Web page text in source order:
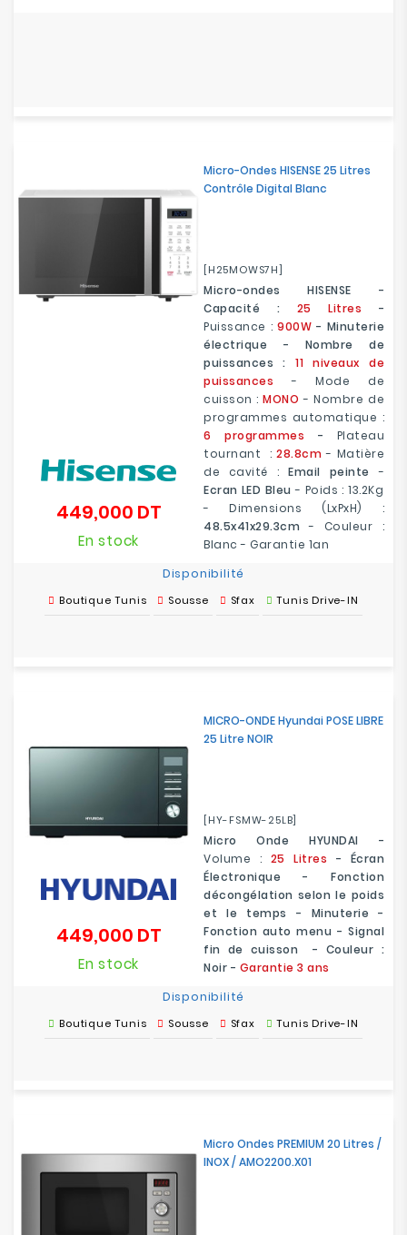
Micro-Ondes HISENSE 25 Litres
Contrôle Digital Blanc
[H25MOWS7H]
Micro-ondes HISENSE -
Capacité : 25 Litres -
Puissance : 900W - Minuterie
électrique - Nombre de
puissances : 11 niveaux de
puissances - Mode de
cuisson :MONO - Nombre de
programmes automatique :
6 programmes - Plateau
tournant : 28.8cm - Matière
de cavité :Email peinte -
Ecran LED Bleu - Poids : 13.2Kg
- Dimensions (LxPxH) :
48.5x41x29.3cm - Couleur :
Blanc - Garantie 1an
449,000 DTPrix
En stock
Disponibilité
Boutique Tunis Sousse Sfax Tunis Drive-IN
MICRO-ONDE Hyundai POSE LIBRE
25 Litre NOIR
[HY-FSMW-25LB]
Micro Onde HYUNDAI -
Volume : 25 Litres - Écran
Électronique - Fonction
décongélation selon le poids
et le temps - Minuterie -
Fonction auto menu - Signal
fin de cuisson - Couleur :
Noir - Garantie 3 ans
449,000 DTPrix
En stock
Disponibilité
Boutique Tunis Sousse Sfax Tunis Drive-IN
Micro Ondes PREMIUM 20 Litres /
INOX / AMO2200.X01